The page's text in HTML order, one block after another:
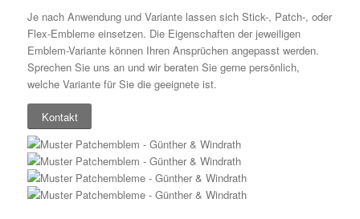
Je nach Anwendung und Variante lassen sich Stick-, Patch-, oder
Flex-Embleme einsetzen. Die Eigenschaften der jeweiligen
Emblem-Variante können Ihren Ansprüchen angepasst werden.
Sprechen Sie uns an und wir beraten Sie gerne persönlich,
welche Variante für Sie die geeignete ist.
Kontakt